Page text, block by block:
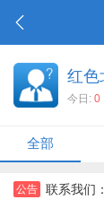
红色
今日: 0
全部
公告 联系我们